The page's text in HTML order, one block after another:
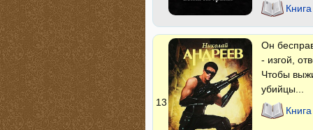
13
Он
- изгой,
Чтобы
убийцы...